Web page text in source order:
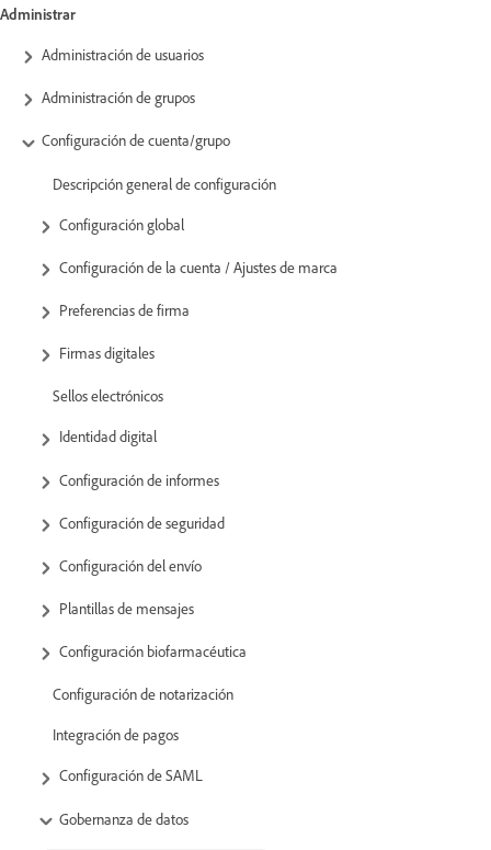
Administrar
Administración de usuarios
Administración de grupos
Configuración de cuenta/grupo
Descripción general de configuración
Configuración global
Configuración de la cuenta / Ajustes de marca
Preferencias de firma
Firmas digitales
Sellos electrónicos
Identidad digital
Configuración de informes
Configuración de seguridad
Configuración del envío
Plantillas de mensajes
Configuración biofarmacéutica
Configuración de notarización
Integración de pagos
Configuración de SAML
Gobernanza de datos